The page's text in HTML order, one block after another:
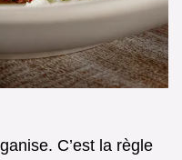
C’est la règle